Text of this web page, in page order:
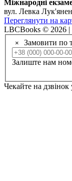
Мiжнароднi
вул. Левка
Переглянути на
LBCBooks © 2026 |
× Замовити по
Залиште нам
Чекайте на дзвінок